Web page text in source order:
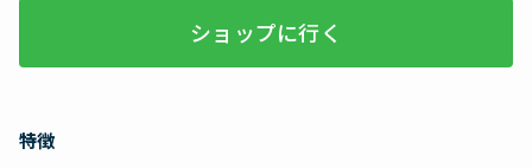
ショップに行く
特徴